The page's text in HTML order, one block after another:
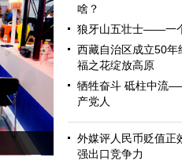
啥？
狼牙山五壮士——一
西藏自治区成立50
福之花绽放高原
牺牲奋斗 砥柱中流
产党人
外媒评人民币贬值正
强出口竞争力